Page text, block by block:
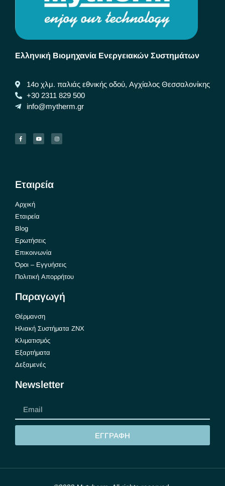
Ελληνική Βιομηχανία Ενεργειακών Συστημάτων
14ο χλμ. παλιάς εθνικής οδού, Αγχίαλος Θεσσαλονίκης
+30 2311 829 500
info@mytherm.gr
Εταιρεία
Αρχική
Εταιρεία
Blog
Ερωτήσεις
Επικοινωνία
Όροι – Εγγυήσεις
Πολιτική Απορρήτου
Παραγωγή
Θέρμανση
Ηλιακή Συστήματα ΖΝΧ
Κλιματισμός
Εξαρτήματα
Δεξαμενές
Newsletter
ΕΓΓΡΑΦΗ